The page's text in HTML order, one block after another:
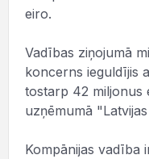
eiro.
Vadības ziņojumā
koncerns ieguldījis
tostarp 42 miljonus
uzņēmumā
Kompānijas vadība